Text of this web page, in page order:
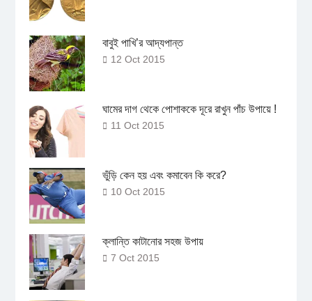
বাবুই পাখি’র আদ্যপান্ত
12 Oct 2015
ঘামের দাগ থেকে পোশাককে দূরে রাখুন পাঁচ উপায়ে !
11 Oct 2015
ভুঁড়ি কেন হয় এবং কমাবেন কি করে?
10 Oct 2015
ক্লান্তি কাটানোর সহজ উপায়
7 Oct 2015